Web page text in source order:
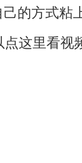
的方式粘
这里看视